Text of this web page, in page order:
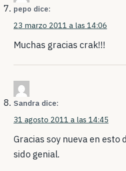
pepo dice:
23 marzo 2011 a las 14:06
Muchas gracias crak!!!
Sandra dice:
31 agosto 2011 a las 14:45
Gracias soy nueva en esto
sido genial.